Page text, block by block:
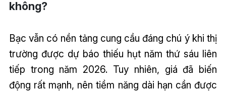
không?
Bạc vẫn có nền tảng cung cầu đáng chú ý khi thị
trường được dự báo thiếu hụt năm thứ sáu liên
tiếp trong năm 2026. Tuy nhiên, giá đã biến
động rất mạnh, nên tiềm năng dài hạn cần được